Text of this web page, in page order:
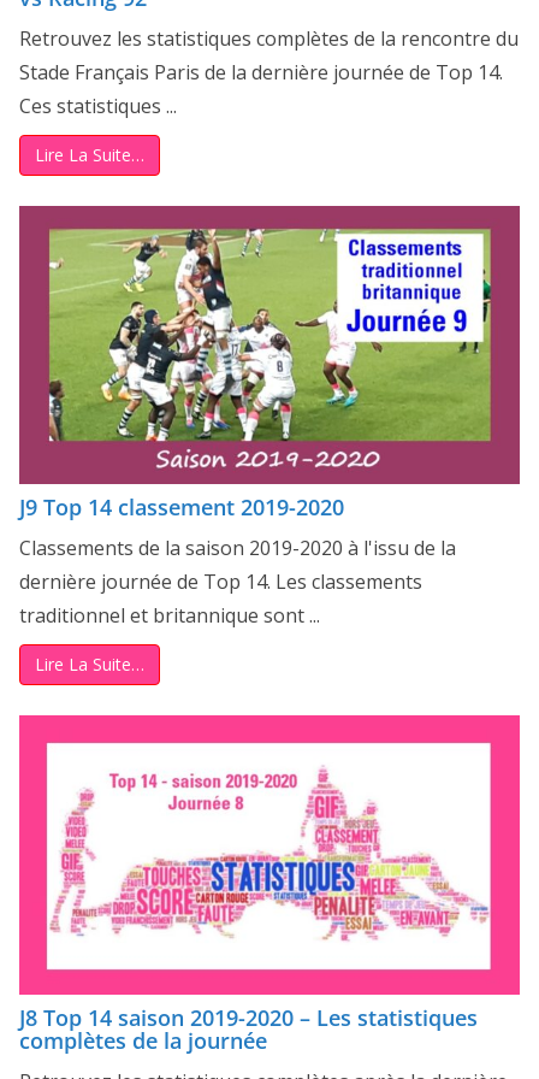
Retrouvez les statistiques complètes de la rencontre du
Stade Français Paris de la dernière journée de Top 14.
Ces statistiques ...
Lire La Suite…
J9 Top 14 classement 2019-2020
Classements de la saison 2019-2020 à l'issu de la
dernière journée de Top 14. Les classements
traditionnel et britannique sont ...
Lire La Suite…
J8 Top 14 saison 2019-2020 – Les statistiques
complètes de la journée